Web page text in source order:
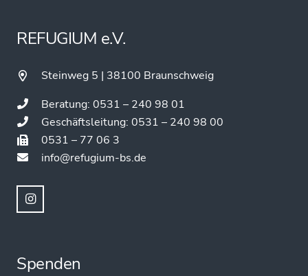
REFUGIUM e.V.
Steinweg 5 | 38100 Braunschweig
Beratung: 0531 – 240 98 01
Geschäftsleitung: 0531 – 240 98 00
0531 – 77 06 3
info@refugium-bs.de
Spenden